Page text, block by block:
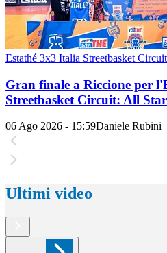
Estathé 3x3 Italia Streetbasket Circuit
Gran finale a Riccione per
Streetbasket Circuit: All
06 Ago 2026 - 15:59Daniele Rubini
Ultimi video